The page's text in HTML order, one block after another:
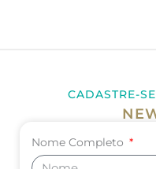
CADASTRE-
Nome Completo